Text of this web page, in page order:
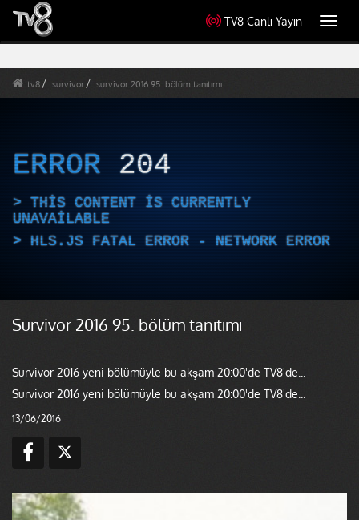
TV8 Canlı Yayın
tv8 survivor survivor 2016 95. bölüm tanıtımı
ERROR 204
THIS CONTENT IS CURRENTLY
UNAVAILABLE
HLS.JS FATAL ERROR - NETWORK ERROR
Survivor 2016 95. bölüm tanıtımı
Survivor 2016 yeni bölümüyle bu akşam 20:00'de TV8'de...
Survivor 2016 yeni bölümüyle bu akşam 20:00'de TV8'de...
13/06/2016